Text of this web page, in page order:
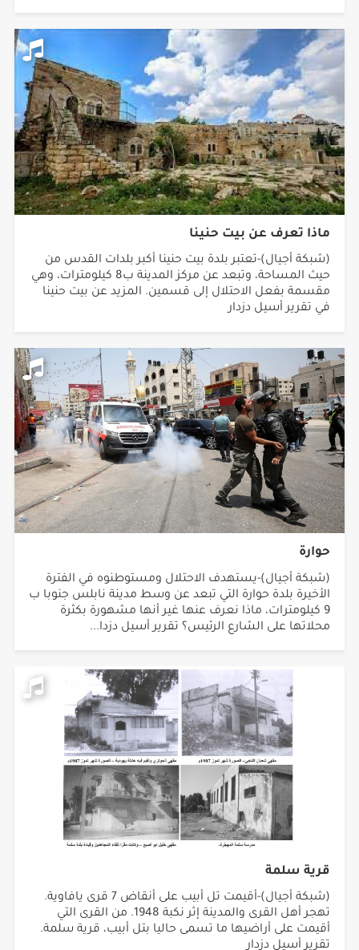
ماذا تعرف عن بيت حنينا
(شبكة أجيال)-تعتبر بلدة بيت حنينا أكبر بلدات القدس من
حيث المساحة، وتبعد عن مركز المدينة ب8 كيلومترات، وهي
مقسمة بفعل الاحتلال إلى قسمين. المزيد عن بيت حنينا
في تقرير أسيل دزدار
حوارة
(شبكة أجيال)-يستهدف الاحتلال ومستوطنوه في الفترة
الأخيرة بلدة حوارة التي تبعد عن وسط مدينة نابلس جنوبا ب
9 كيلومترات، ماذا نعرف عنها غير أنها مشهورة بكثرة
محلاتها على الشارع الرئيس؟ تقرير أسيل دزدا...
قرية سلمة
(شبكة أجيال)-أقيمت تل أبيب على أنقاض 7 قرى يافاوية.
تهجر أهل القرى والمدينة إثر نكبة 1948. من القرى التي
أقيمت على أراضيها ما تسمى حاليا بتل أبيب، قرية سلمة.
تقرير أسيل دزدار